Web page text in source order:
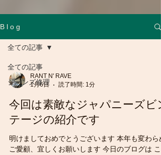
B l o g
全ての記事
ジーンズ修理
全ての記事
RANT N' RAVE
1月6日
読了時間: 1分
今回は素敵なジャパニーズビ
テージの紹介です
明けましておめでとうございます 本年も変わら
ご愛顧、宜しくお願いします 今日のブログは こ